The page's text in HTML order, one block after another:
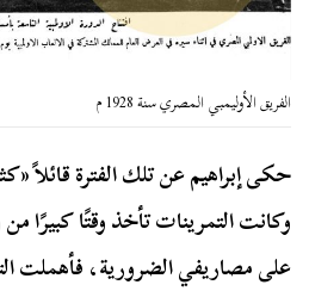
الفريق الأوليمبي المصري سنة 1928 م
حكى إبراهيم عن تلك الفترة قائلاً
وكانت التمرينات تأخذ وقتًا
على مصاريفي الضرورية، فأهملت